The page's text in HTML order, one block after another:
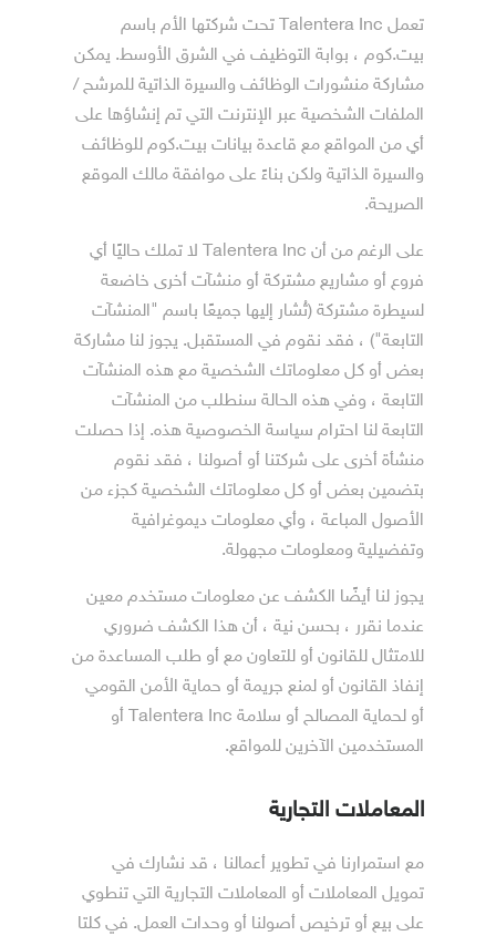
تعمل Talentera Inc تحت شركتها الأم باسم
بيت.كوم ، بوابة التوظيف في الشرق الأوسط. يمكن
مشاركة منشورات الوظائف والسيرة الذاتية للمرشح /
الملفات الشخصية عبر الإنترنت التي تم إنشاؤها على
أي من المواقع مع قاعدة بيانات بيت.كوم للوظائف
والسيرة الذاتية ولكن بناءً على موافقة مالك الموقع
الصريحة.
على الرغم من أن Talentera Inc لا تملك حاليًا أي
فروع أو مشاريع مشتركة أو منشآت‎ أخرى خاضعة
التابعة") ، فقد نقوم في المستقبل. يجوز لنا مشاركة
التابعة لنا احترام سياسة الخصوصية هذه. إذا حصلت
منشأة أخرى على شركتنا أو أصولنا ، فقد نقوم
بتضمين بعض أو كل معلوماتك الشخصية كجزء من
الأصول المباعة ، وأي معلومات ديموغرافية
وتفضيلية ومعلومات مجهولة.
يجوز لنا أيضًا الكشف عن معلومات مستخدم معين
عندما نقرر ، بحسن نية ، أن هذا الكشف ضروري
للامتثال للقانون أو للتعاون مع أو طلب المساعدة من
إنفاذ القانون أو لمنع جريمة أو حماية الأمن القومي
أو لحماية المصالح أو سلامة Talentera Inc أو
المستخدمين الآخرين للمواقع.
المعاملات التجارية
مع استمرارنا في تطوير أعمالنا ، قد نشارك في
تمويل المعاملات أو المعاملات التجارية التي تنطوي
على بيع أو ترخيص أصولنا أو وحدات العمل. في كلتا